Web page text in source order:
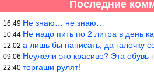
Последние
16:49 Не знаю… не знаю…
10:44 Не надо пить по 2 литра в день как
12:02 а лишь бы написать, да галочку себе
09:06 Неужели это красиво? Эта обувь
22:40 торгаши рулят!